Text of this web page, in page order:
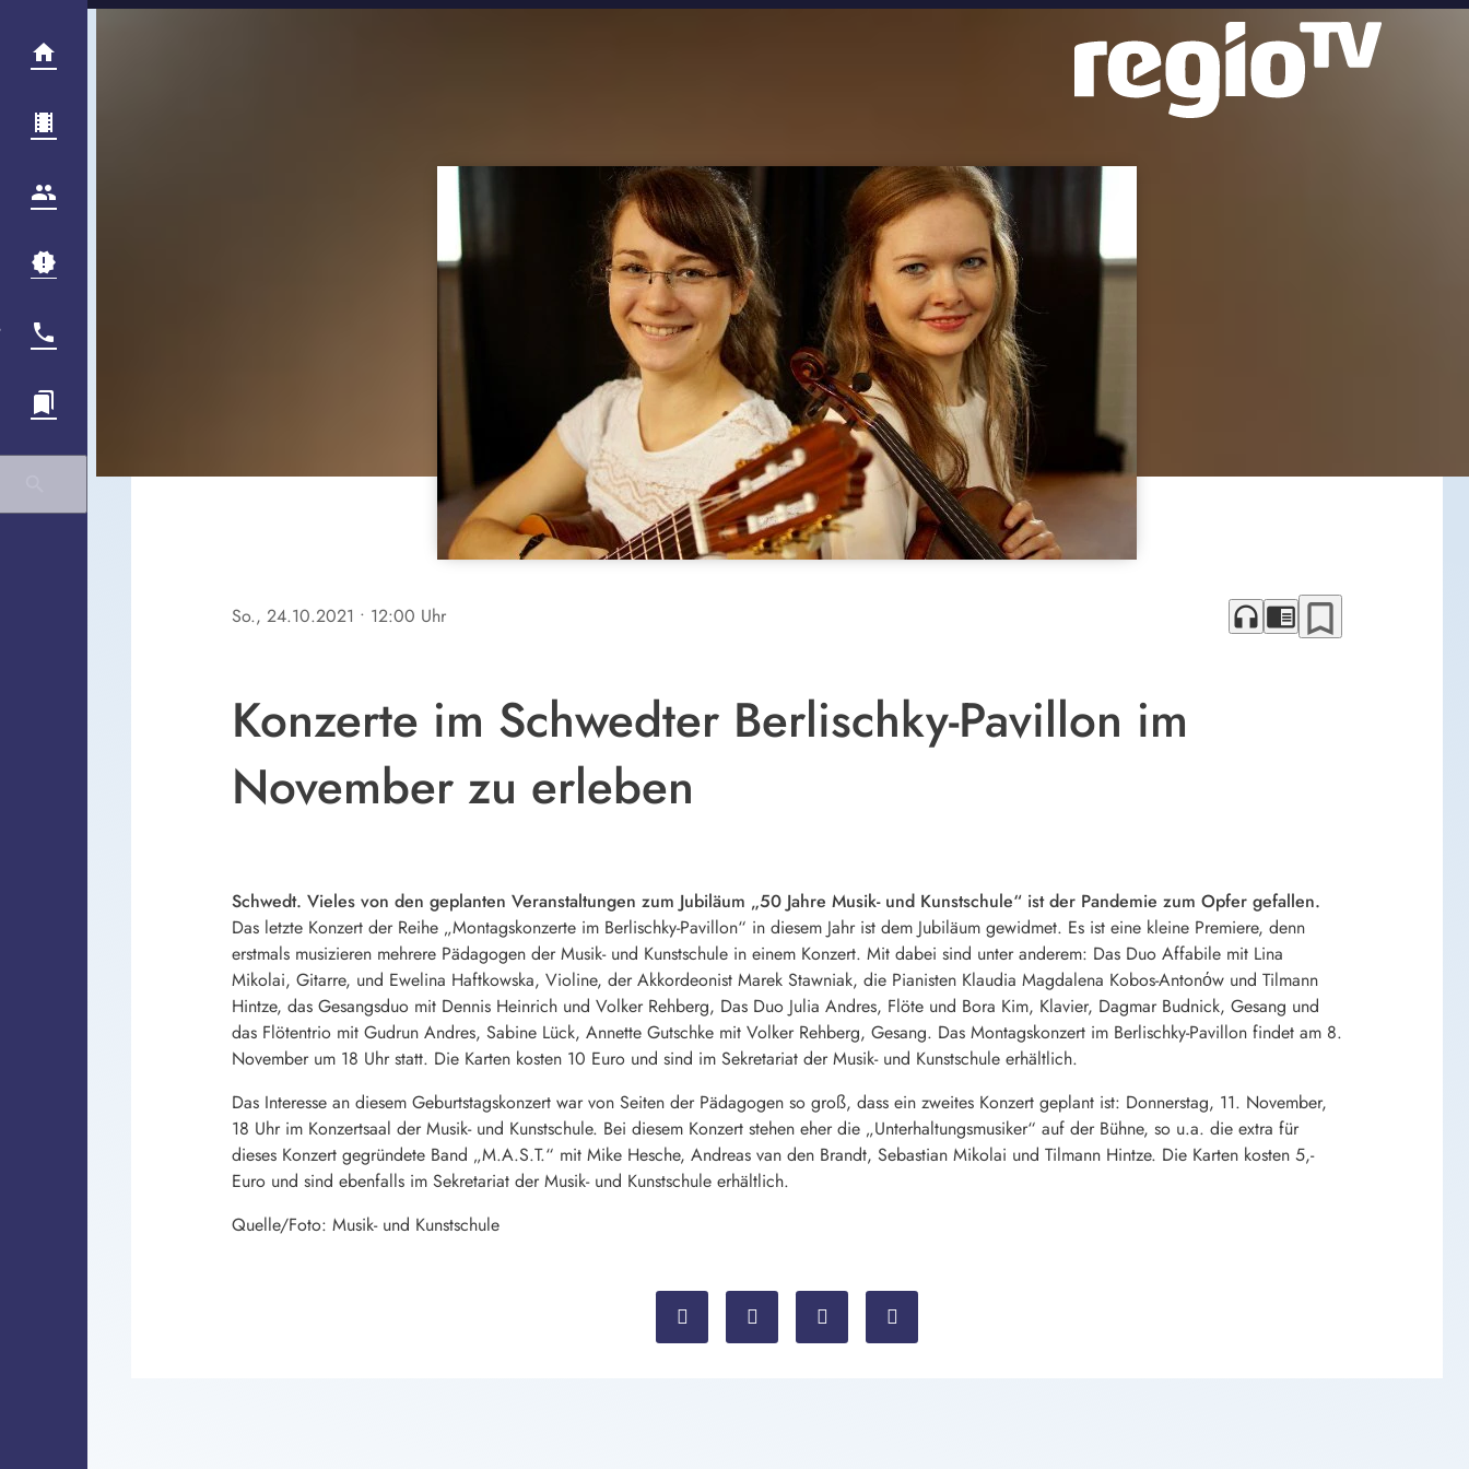
So., 24.10.2021 • 12:00 Uhr headphones chrome_reader_mode bookmark_border
Konzerte im Schwedter Berlischky-Pavillon im
November zu erleben
Schwedt. Vieles von den geplanten Veranstaltungen zum Jubiläum „50 Jahre Musik- und Kunstschule“ ist der Pandemie zum Opfer gefallen.
Das letzte Konzert der Reihe „Montagskonzerte im Berlischky-Pavillon“ in diesem Jahr ist dem Jubiläum gewidmet. Es ist eine kleine Premiere, denn
erstmals musizieren mehrere Pädagogen der Musik- und Kunstschule in einem Konzert. Mit dabei sind unter anderem: Das Duo Affabile mit Lina
Mikolai, Gitarre, und Ewelina Haftkowska, Violine, der Akkordeonist Marek Stawniak, die Pianisten Klaudia Magdalena Kobos-Antonόw und Tilmann
Hintze, das Gesangsduo mit Dennis Heinrich und Volker Rehberg, Das Duo Julia Andres, Flöte und Bora Kim, Klavier, Dagmar Budnick, Gesang und
das Flötentrio mit Gudrun Andres, Sabine Lück, Annette Gutschke mit Volker Rehberg, Gesang. Das Montagskonzert im Berlischky-Pavillon findet am 8.
November um 18 Uhr statt. Die Karten kosten 10 Euro und sind im Sekretariat der Musik- und Kunstschule erhältlich.
Das Interesse an diesem Geburtstagskonzert war von Seiten der Pädagogen so groß, dass ein zweites Konzert geplant ist: Donnerstag, 11. November,
18 Uhr im Konzertsaal der Musik- und Kunstschule. Bei diesem Konzert stehen eher die „Unterhaltungsmusiker“ auf der Bühne, so u.a. die extra für
dieses Konzert gegründete Band „M.A.S.T.“ mit Mike Hesche, Andreas van den Brandt, Sebastian Mikolai und Tilmann Hintze. Die Karten kosten 5,-
Euro und sind ebenfalls im Sekretariat der Musik- und Kunstschule erhältlich.
Quelle/Foto: Musik- und Kunstschule